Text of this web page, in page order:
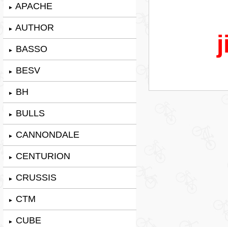
► APACHE
► AUTHOR
► BASSO
► BESV
► BH
► BULLS
► CANNONDALE
► CENTURION
► CRUSSIS
► CTM
► CUBE